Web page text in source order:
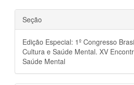
Seção
Edição Especial: 1º Congresso
Cultura e Saúde Mental. XV
Saúde Mental